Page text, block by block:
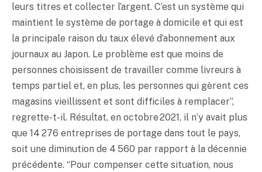
leurs titres et collecter l’argent. C’est un système qui
maintient le système de portage à domicile et qui est
la principale raison du taux élevé d’abonnement aux
journaux au Japon. Le problème est que moins de
personnes choisissent de travailler comme livreurs à
temps partiel et, en plus, les personnes qui gèrent ces
magasins vieillissent et sont difficiles à remplacer”,
regrette-t-il. Résultat, en octobre 2021, il n’y avait plus
que 14 276 entreprises de portage dans tout le pays,
soit une diminution de 4 560 par rapport à la décennie
précédente. “Pour compenser cette situation, nous